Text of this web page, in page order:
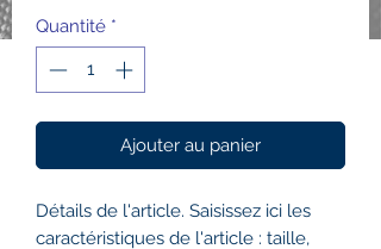
Quantité *
Ajouter au panier
Détails de l'article. Saisissez ici les
caractéristiques de l'article : taille,